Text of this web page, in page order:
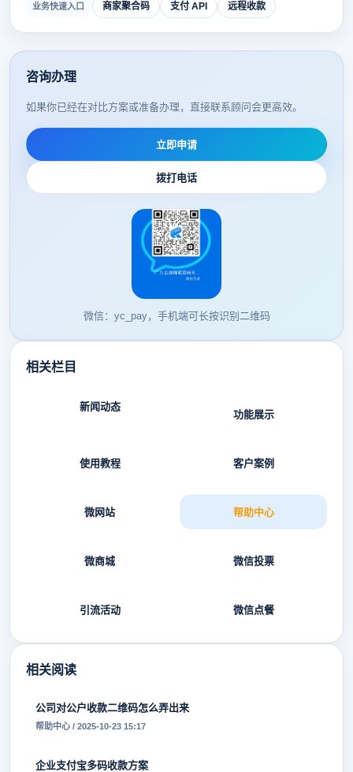
业务快速入口 商家聚合码 支付 API 远程收款
咨询办理
如果你已经在对比方案或准备办理，直接联系顾问会更高效。
立即申请
拨打电话
微信：yc_pay，手机端可长按识别二维码
相关栏目
新闻动态
功能展示
使用教程 客户案例
微网站 帮助中心
微商城 微信投票
引流活动 微信点餐
相关阅读
公司对公户收款二维码怎么弄出来
帮助中心 / 2025-10-23 15:17
企业支付宝多码收款方案